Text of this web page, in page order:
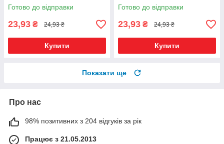
Готово до відправки
23,93 ₴ 24,93 ₴
Купити
Готово до відправки
23,93 ₴ 24,93 ₴
Купити
Показати ще
Про нас
98% позитивних з 204 відгуків за рік
Працює з 21.05.2013